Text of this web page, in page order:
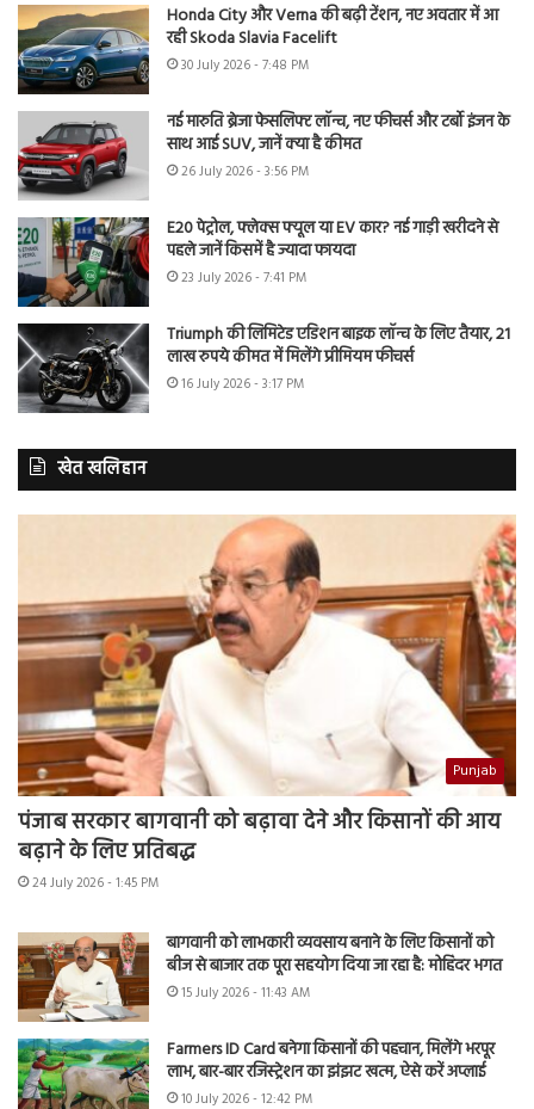
Honda City और Verna की बढ़ी टेंशन, नए अवतार में आ
रही Skoda Slavia Facelift
30 July 2026 - 7:48 PM
नई मारुति ब्रेजा फेसलिफ्ट लॉन्च, नए फीचर्स और टर्बो इंजन के
साथ आई SUV, जानें क्या है कीमत
26 July 2026 - 3:56 PM
E20 पेट्रोल, फ्लेक्स फ्यूल या EV कार? नई गाड़ी खरीदने से
पहले जानें किसमें है ज्यादा फायदा
23 July 2026 - 7:41 PM
Triumph की लिमिटेड एडिशन बाइक लॉन्च के लिए तैयार, 21
लाख रुपये कीमत में मिलेंगे प्रीमियम फीचर्स
16 July 2026 - 3:17 PM
खेत खलिहान
Punjab
पंजाब सरकार बागवानी को बढ़ावा देने और किसानों की आय
बढ़ाने के लिए प्रतिबद्ध
24 July 2026 - 1:45 PM
बागवानी को लाभकारी व्यवसाय बनाने के लिए किसानों को
बीज से बाजार तक पूरा सहयोग दिया जा रहा है: मोहिंदर भगत
15 July 2026 - 11:43 AM
Farmers ID Card बनेगा किसानों की पहचान, मिलेंगे भरपूर
लाभ, बार-बार रजिस्ट्रेशन का झंझट खत्म, ऐसे करें अप्लाई
10 July 2026 - 12:42 PM